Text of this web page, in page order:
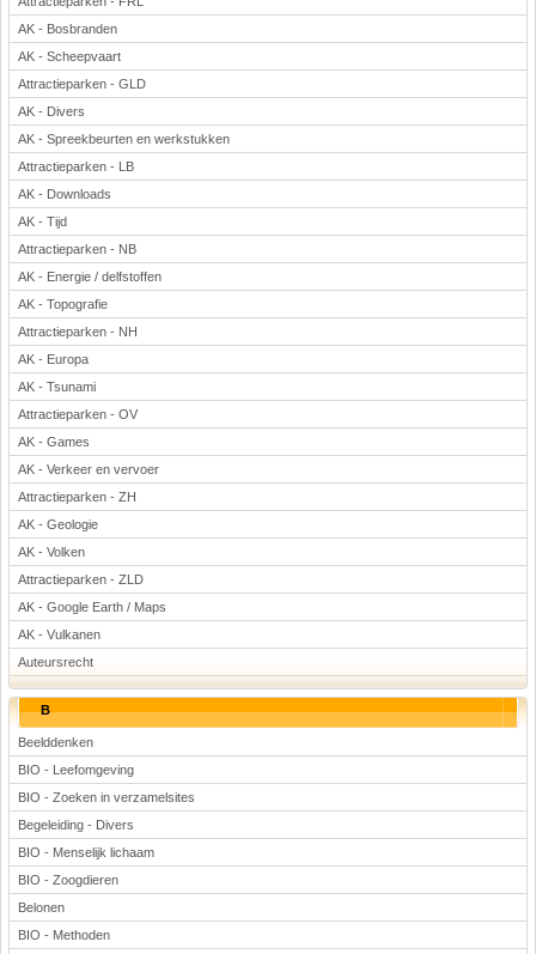
AK - Bosbranden
AK - Scheepvaart
Attractieparken - GLD
AK - Divers
AK - Spreekbeurten en werkstukken
Attractieparken - LB
AK - Downloads
AK - Tijd
Attractieparken - NB
AK - Energie / delfstoffen
AK - Topografie
Attractieparken - NH
AK - Europa
AK - Tsunami
Attractieparken - OV
AK - Games
AK - Verkeer en vervoer
Attractieparken - ZH
AK - Geologie
AK - Volken
Attractieparken - ZLD
AK - Google Earth / Maps
AK - Vulkanen
Auteursrecht
B
Beelddenken
BIO - Leefomgeving
BIO - Zoeken in verzamelsites
Begeleiding - Divers
BIO - Menselijk lichaam
BIO - Zoogdieren
Belonen
BIO - Methoden